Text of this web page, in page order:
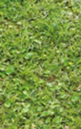
地域の方へ
教育センター
証明書発行手続き
図書館